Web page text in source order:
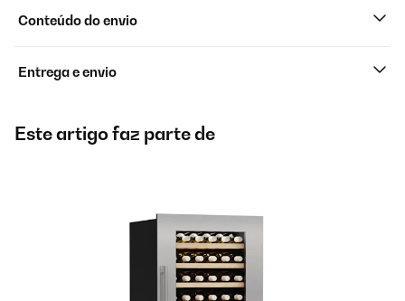
Conteúdo do envio
Entrega e envio
Este artigo faz parte de